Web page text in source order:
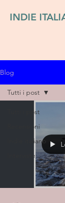
INDIE
Blog
Tutti i post
Recensioni
Indie italiano
Interviste
Tutti i post